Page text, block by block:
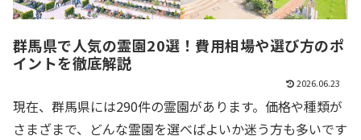
群馬県で人気の霊園20選！費用相場や選び方のポ
イントを徹底解説
2026.06.23
現在、群馬県には290件の霊園があります。価格や種類が
さまざまで、どんな霊園を選べばよいか迷う方も多いです